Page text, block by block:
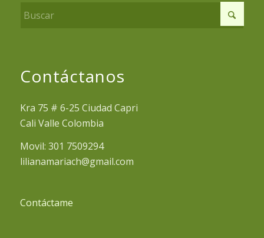
Contáctanos
Kra 75 # 6-25 Ciudad Capri
Cali Valle Colombia
Movil: 301 7509294
lilianamariach@gmail.com
Contáctame